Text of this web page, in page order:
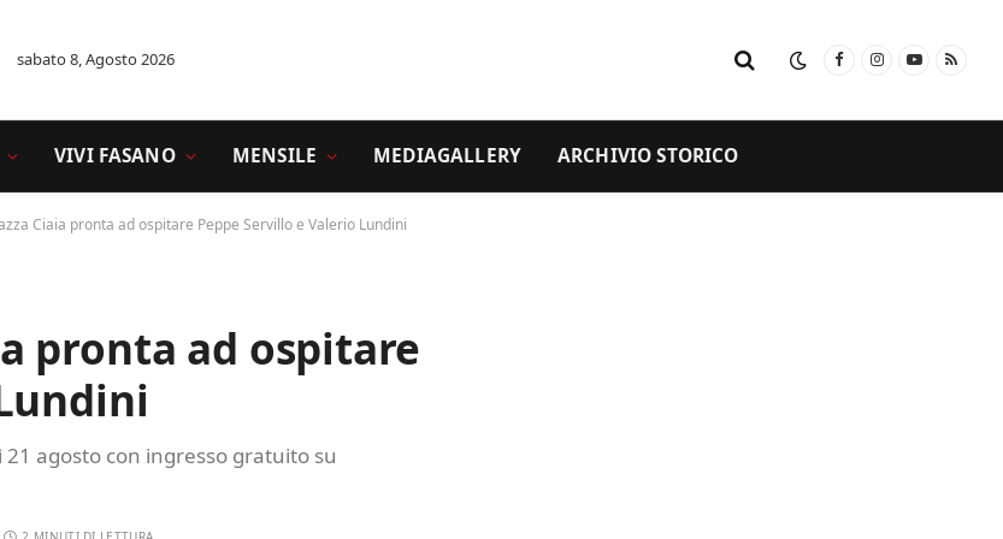
sabato 8, Agosto 2026 FacebookInstagram
YouTube
RSS
VIVI FASANO MENSILE MEDIAGALLERY ARCHIVIO STORICO
Ciaia pronta ad ospitare Peppe Servillo e Valerio Lundini
pronta ad ospitare
agosto con ingresso gratuito su